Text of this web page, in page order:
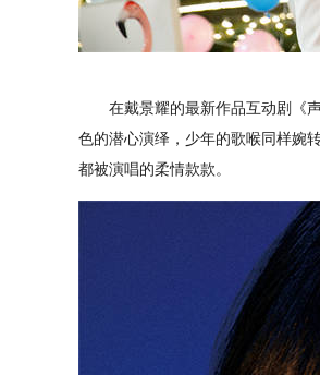
在戴景耀的最新作品互动剧《声
色的潜心演绎，少年的歌喉同样婉
都被演唱的柔情款款。